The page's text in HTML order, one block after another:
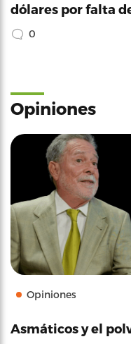
dólares por falta
0
Opiniones
Opiniones
Asmáticos y el